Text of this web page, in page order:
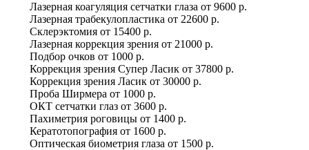
Лазерная коагуляция сетчатки глаза от 9600 р.
Лазерная трабекулопластика от 22600 р.
Склерэктомия от 15400 р.
Лазерная коррекция зрения от 21000 р.
Подбор очков от 1000 р.
Коррекция зрения Супер Ласик от 37800 р.
Коррекция зрения Ласик от 30000 р.
Проба Ширмера от 1000 р.
ОКТ сетчатки глаз от 3600 р.
Пахиметрия роговицы от 1400 р.
Кератотопография от 1600 р.
Оптическая биометрия глаза от 1500 р.